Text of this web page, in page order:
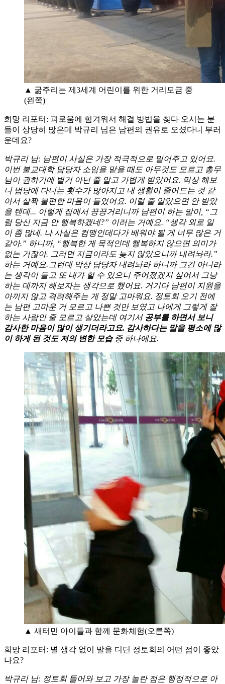
▲ 굶주리는 제3세계 어린이를 위한 거리모금 중
(왼쪽)
희망 리포터: 괴로움에 힘겨워서 해결 방법을 찾다 오시는 분
들이 상당히 많은데 박규리 님은 남편의 권유로 오셨다니 부러
운데요?
박규리 님: 남편이 사실은 가장 적극적으로 밀어주고 있어요.
이번 불교대학 담당자 소임을 맡을 때도 아무것도 모르고 총무
님이 권하기에 별거 아닌 줄 알고 가볍게 받았어요. 막상 해보
니 법당에 다니는 횟수가 많아지고 내 생활이 줄어드는 것 같
아서 살짝 불편한 마음이 들었어요. 이럴 줄 알았으면 안 받았
을 텐데... 이렇게 집에서 끙끙거리니까 남편이 하는 말이, “그
럼 당신 지금 안 행복하겠네?” 이러는 거예요. “생각 외로 일
이 좀 많네. 나 사실은 컴맹인데다가 배워야 될 게 너무 많은 거
같아.” 하니까, “행복한 게 목적인데 행복하지 않으면 의미가
없는 거잖아. 그러면 지금이라도 늦지 않았으니까 내려놔라.”
하는 거예요.그런데 막상 담당자 내려놔라 하니까 그건 아니라
는 생각이 들고 또 내가 할 수 있으니 주어졌겠지 싶어서 그냥
하는 데까지 해보자는 생각으로 했어요. 거기다 남편이 지원을
아끼지 않고 격려해주는 게 정말 고마워요. 정토회 오기 전에
는 남편 고마운 거 모르고 나쁜 것만 보였고 나에게 그렇게 잘
하는 사람인 줄 모르고 살았는데 여기서 공부를 하면서 보니
감사한 마음이 많이 생기더라고요. 감사하다는 말을 평소에 많
이 하게 된 것도 저의 변한 모습중 하나에요.
▲ 새터민 아이들과 함께 문화체험(오른쪽)
희망 리포터: 별 생각 없이 발을 디딘 정토회의 어떤 점이 좋았
나요?
박규리 님: 정토회 들어와 보고 가장 놀란 점은 행정적으로 아